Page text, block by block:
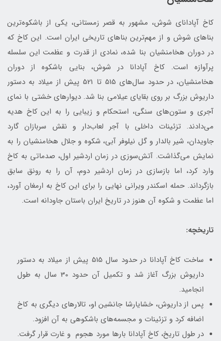
کاخ آپادانای شوش، مشهور به قصر زمستانی، یکی از باشکوه‌ترین
بناهای شوش و از مهم‌ترین بناهای تاریخی ایران است. این کاخ که
در دوران هخامنشیان بنا شده، نمادی از قدرت و عظمت این سلسله
پرآوازه است. کاخ آپادانا در شوش، بنایی باشکوه از دوران
هخامنشیان، در حدود سال‌های 515 تا 521 پیش از میلاد به دستور
داریوش بزرگ بر روی بقایای عیلامی بنا شد. دیوارهای خشتی با نمای
آجری و ستون‌های سنگی، استحکام و زیبایی را به این کاخ هدیه
می‌دادند. تزئینات داخلی با آجر لعاب‌دار و نقش سربازان گارد
جاویدان، شیر بالدار و گل نیلوفر آبی، شکوه و جلال هخامنشیان را به
نمایش می‌گذاشت. آتش‌سوزی در زمان اردشیر اول، صدماتی به کاخ
وارد کرد، اما بازسازی در زمان اردشیر دوم، آن را به رونق سابق
بازگرداند. حمله اسکندر ویرانی نهایی را برای این کاخ به ارمغان آورد،
اما عظمت و شکوه آن هنوز در تاریخ ایران باستان جاودانه است.
تاریخچه:
ساخت کاخ آپادانا در حدود سال 515 پیش از میلاد به دستور
داریوش بزرگ آغاز شد و تکمیل آن حدود 30 سال به طول
انجامید.
پس از داریوش، خشایارشا جانشین او، تالارهای دیگری به کاخ
اضافه کرد و تزئینات و مجسمه‌های باشکوهی به آن افزود.
در طول تاریخ، کاخ آپادانا بارها مورد هجوم و غارت قرار گرفت.